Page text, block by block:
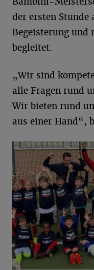
der ersten
Begeisterung und
begleitet.
„Wir sind
alle Fragen rund
Wir bieten rund
aus einer Hand“,